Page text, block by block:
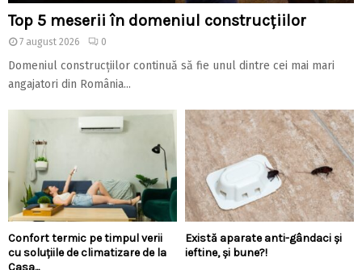
Top 5 meserii în domeniul construcțiilor
7 august 2026 0
Domeniul construcțiilor continuă să fie unul dintre cei mai mari
angajatori din România...
Confort termic pe timpul verii
cu soluțiile de climatizare de la
Există aparate anti-gândaci și
ieftine, și bune?!